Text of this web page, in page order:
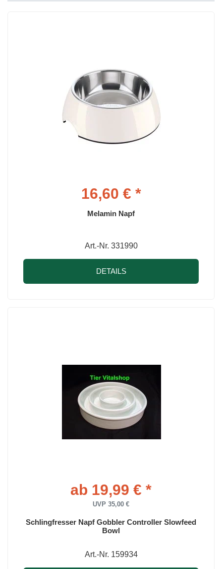
16,60 € *
Melamin Napf
Art.-Nr. 331990
DETAILS
ab 19,99 € *
UVP 35,00 €
Schlingfresser Napf Gobbler Controller Slowfeed
Bowl
Art.-Nr. 159934